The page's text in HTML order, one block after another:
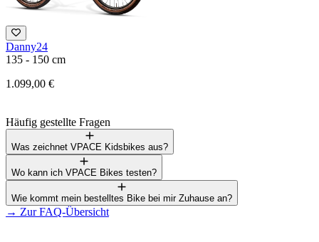
Danny24
135 - 150 cm
1.099,00 €
Häufig gestellte Fragen
Was zeichnet VPACE Kidsbikes aus?
Wo kann ich VPACE Bikes testen?
Wie kommt mein bestelltes Bike bei mir Zuhause an?
→ Zur FAQ-Übersicht